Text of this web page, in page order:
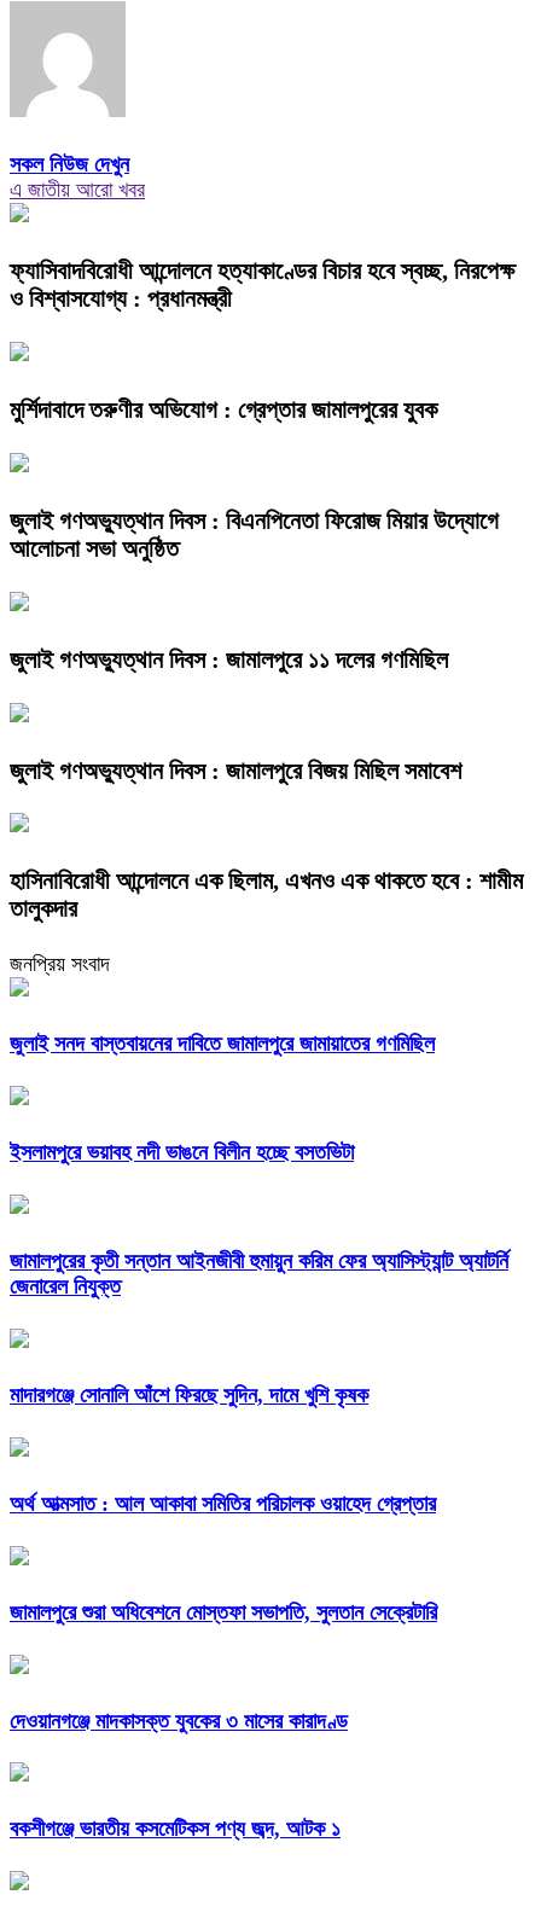
সকল নিউজ দেখুন
এ জাতীয় আরো খবর
ফ্যাসিবাদবিরোধী আন্দোলনে হত্যাকাণ্ডের বিচার হবে স্বচ্ছ, নিরপেক্ষ
ও বিশ্বাসযোগ্য : প্রধানমন্ত্রী
মুর্শিদাবাদে তরুণীর অভিযোগ : গ্রেপ্তার জামালপুরের যুবক
জুলাই গণঅভ্যুত্থান দিবস : বিএনপিনেতা ফিরোজ মিয়ার উদ্যোগে
আলোচনা সভা অনুষ্ঠিত
জুলাই গণঅভ্যুত্থান দিবস : জামালপুরে ১১ দলের গণমিছিল
জুলাই গণঅভ্যুত্থান দিবস : জামালপুরে বিজয় মিছিল সমাবেশ
হাসিনাবিরোধী আন্দোলনে এক ছিলাম, এখনও এক থাকতে হবে : শামীম
তালুকদার
জনপ্রিয় সংবাদ
জুলাই সনদ বাস্তবায়নের দাবিতে জামালপুরে জামায়াতের গণমিছিল
ইসলামপুরে ভয়াবহ নদী ভাঙনে বিলীন হচ্ছে বসতভিটা
জামালপুরের কৃতী সন্তান আইনজীবী হুমায়ুন করিম ফের অ্যাসিস্ট্যান্ট অ্যাটর্নি
জেনারেল নিযুক্ত
মাদারগঞ্জে সোনালি আঁশে ফিরছে সুদিন, দামে খুশি কৃষক
অর্থ আত্মসাত : আল আকাবা সমিতির পরিচালক ওয়াহেদ গ্রেপ্তার
জামালপুরে শুরা অধিবেশনে মোস্তফা সভাপতি, সুলতান সেক্রেটারি
দেওয়ানগঞ্জে মাদকাসক্ত যুবকের ৩ মাসের কারাদণ্ড
বকশীগঞ্জে ভারতীয় কসমেটিকস পণ্য জব্দ, আটক ১